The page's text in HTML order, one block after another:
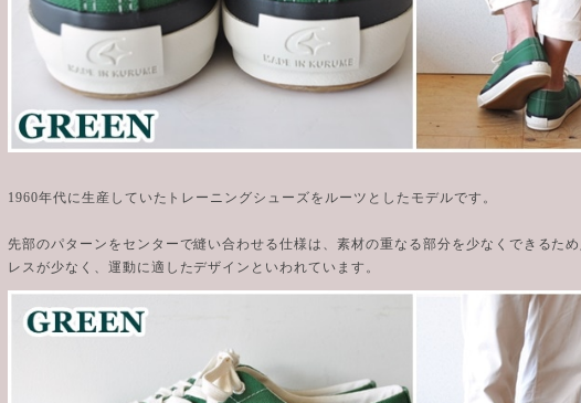
1960年代に生産していたトレーニングシューズをルーツとしたモデルです。
先部のパターンをセンターで縫い合わせる仕様は、素材の重なる部分を少なくできるた
レスが少なく、運動に適したデザインといわれています。